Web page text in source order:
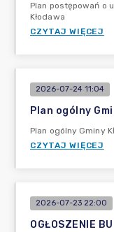
Plan postępowań o
Kłodawa
CZYTAJ WIĘCEJ
2026-07-24 11:04
Plan ogólny
Plan ogólny Gminy
CZYTAJ WIĘCEJ
2026-07-23 22:00
OGŁOSZENIE